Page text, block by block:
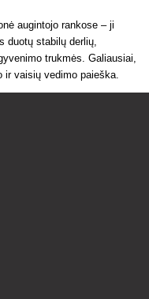
augintojo rankose – ji
duotų stabilų derlių,
trukmės. Galiausiai,
vaisių vedimo paieška.